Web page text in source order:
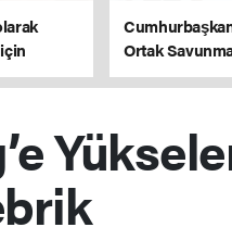
Ortak
açıklama